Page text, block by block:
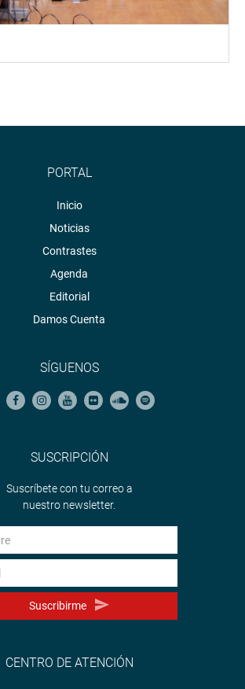
PORTAL
Inicio
Noticias
Contrastes
Agenda
Editorial
Damos Cuenta
SÍGUENOS
SUSCRIPCIÓN
Suscríbete con tu correo a
nuestro newsletter.
Suscribirme
CENTRO DE ATENCIÓN